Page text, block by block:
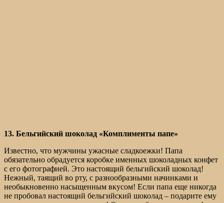
13. Бельгийский шоколад «Комплименты папе»
Известно, что мужчины ужасные сладкоежки! Папа
обязательно обрадуется коробке именных шоколадных конфет
с его фотографией. Это настоящий бельгийский шоколад!
Нежный, таящий во рту, с разнообразными начинками и
необыкновенно насыщенным вкусом! Если папа еще никогда
не пробовал настоящий бельгийский шоколад – подарите ему